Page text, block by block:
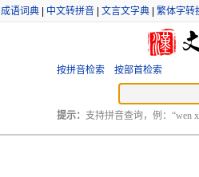
成语词典 中文转拼音 文言文字典 繁体字转
按拼音检索 按部首检索
提示： 支持拼音查询，例：“wen